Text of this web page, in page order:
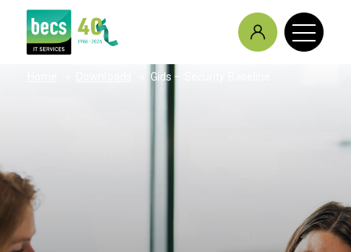
Gids – Security Baseline